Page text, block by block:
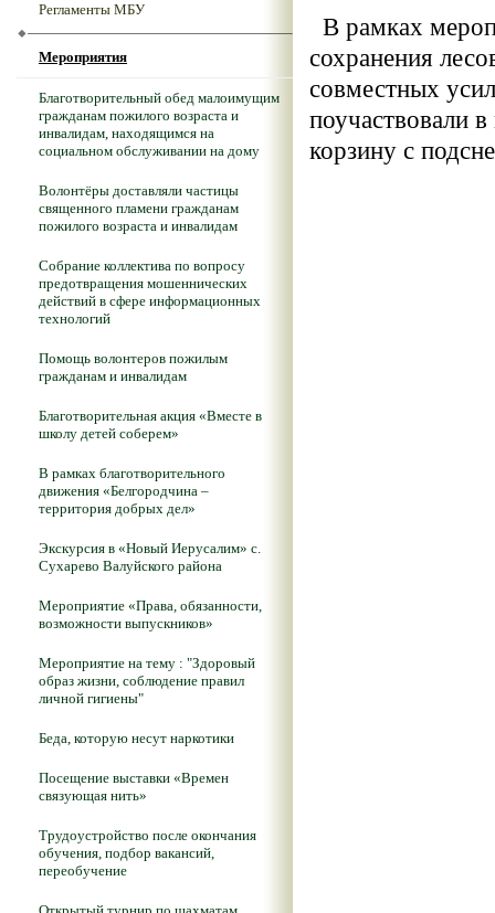
Регламенты МБУ
Мероприятия
Благотворительный обед малоимущим
гражданам пожилого возраста и
инвалидам, находящимся на
социальном обслуживании на дому
Волонтёры доставляли частицы
священного пламени гражданам
пожилого возраста и инвалидам
Собрание коллектива по вопросу
предотвращения мошеннических
действий в сфере информационных
технологий
Помощь волонтеров пожилым
гражданам и инвалидам
Благотворительная акция «Вместе в
школу детей соберем»
В рамках благотворительного
движения «Белгородчина –
территория добрых дел»
Экскурсия в «Новый Иерусалим» с.
Сухарево Валуйского района
Мероприятие «Права, обязанности,
возможности выпускников»
Мероприятие на тему : "Здоровый
образ жизни, соблюдение правил
личной гигиены"
Беда, которую несут наркотики
Посещение выставки «Времен
связующая нить»
Трудоустройство после окончания
обучения, подбор вакансий,
переобучение
В рамках
сохранения
совместных
поучаствовали
корзину с